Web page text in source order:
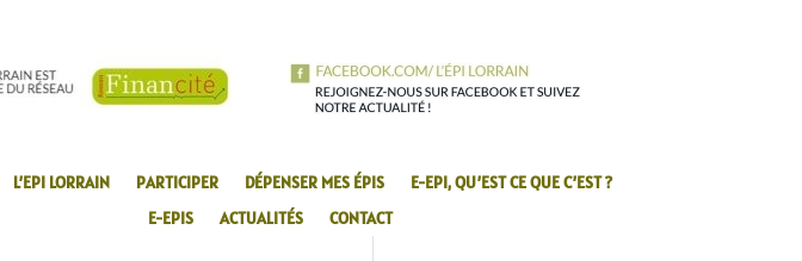
L’EPI LORRAIN PARTICIPER DÉPENSER MES ÉPIS
E-EPI, QU’EST CE QUE C’EST ?
E-EPIS
ACTUALITÉS CONTACT